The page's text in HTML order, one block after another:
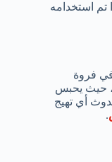
تم استخدامه
فروة
حيث يحبس
أي تهيج
.